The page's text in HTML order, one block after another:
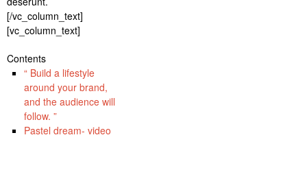
[/vc_column_text]
[vc_column_text]
Contents
“ Build a lifestyle
around your brand,
and the audience will
follow. ”
Pastel dream- video